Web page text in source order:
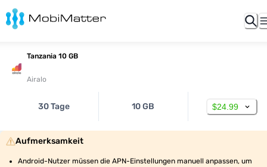
Tanzania 10 GB
Airalo
30 Tage 10 GB $24.99
Aufmerksamkeit
Android-Nutzer müssen die APN-Einstellungen manuell anpassen, um